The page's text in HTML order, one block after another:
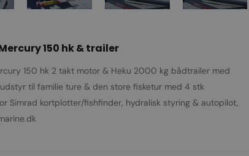
150 hk & trailer
150 hk 2 takt motor & Heku 2000 kg bådtrailer med
til familie ture & den store fisketur med 4 stk
Simrad kortplotter/fishfinder, hydralisk styring & autopilot,